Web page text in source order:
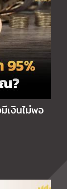
เงินไม่พอ